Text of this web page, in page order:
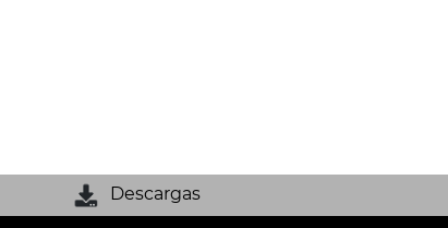
Descargas